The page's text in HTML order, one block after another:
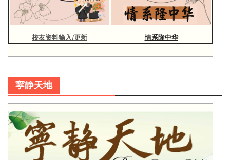
校友资料输入/更新 情系隆中华
寜静天地